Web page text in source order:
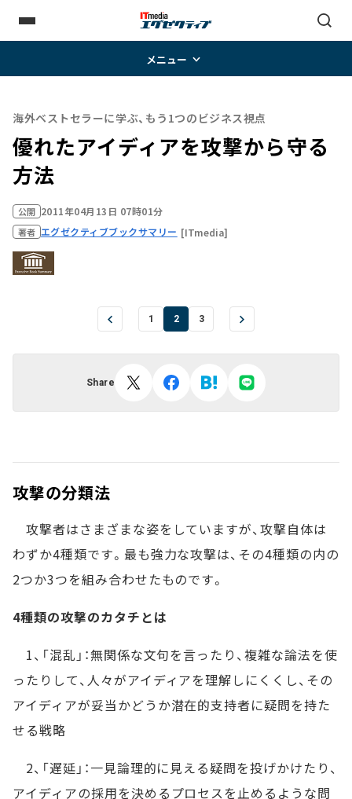
メニュー
海外ベストセラーに学ぶ、もう1つのビジネス視点
優れたアイディアを攻撃から守る
方法
公開 2011年04月13日 07時01分
著者 エグゼクティブブックサマリー [ITmedia]
1 2 3
Share
攻撃の分類法
攻撃者はさまざまな姿をしていますが、攻撃自体は
わずか4種類です。最も強力な攻撃は、その4種類の内の
2つか3つを組み合わせたものです。
4種類の攻撃のカタチとは
1、「混乱」：無関係な文句を言ったり、複雑な論法を使
ったりして、人々がアイディアを理解しにくくし、その
アイディアが妥当かどうか潜在的支持者に疑問を持た
せる戦略
2、「遅延」：一見論理的に見える疑問を投げかけたり、
アイディアの採用を決めるプロセスを止めるような問